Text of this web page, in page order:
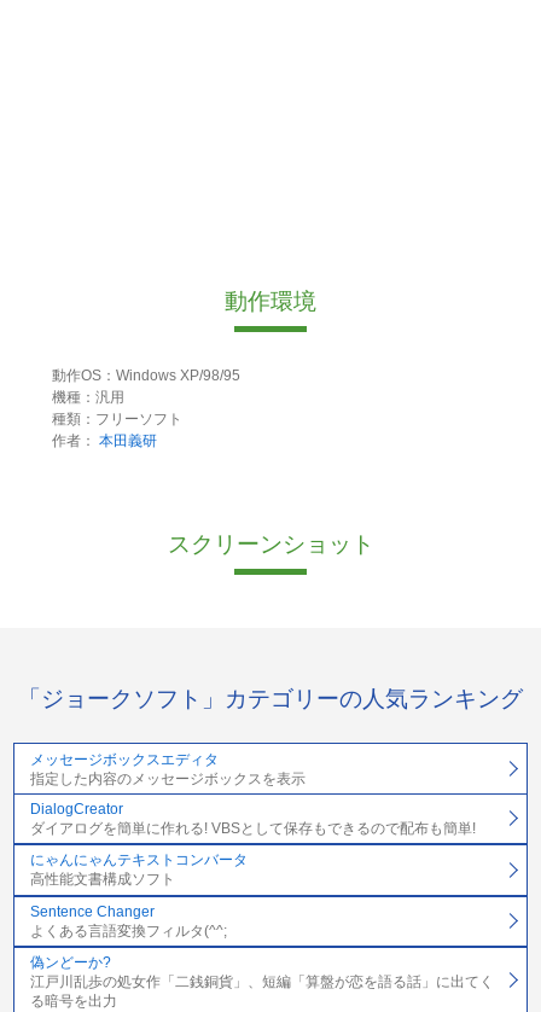
動作環境
動作OS：Windows XP/98/95
機種：汎用
種類：フリーソフト
作者： 本田義研
スクリーンショット
「ジョークソフト」カテゴリーの人気ランキング
メッセージボックスエディタ
指定した内容のメッセージボックスを表示
DialogCreator
ダイアログを簡単に作れる! VBSとして保存もできるので配布も簡単!
にゃんにゃんテキストコンバータ
高性能文書構成ソフト
Sentence Changer
よくある言語変換フィルタ(^^;
偽ンどーか?
江戸川乱歩の処女作「二銭銅貨」、短編「算盤が恋を語る話」に出てく
る暗号を出力